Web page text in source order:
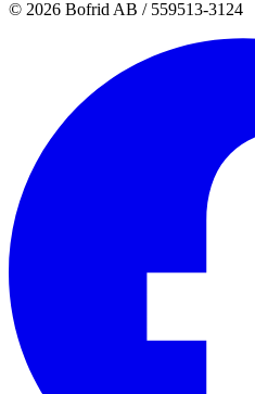
© 2026 Bofrid AB / 559513-3124